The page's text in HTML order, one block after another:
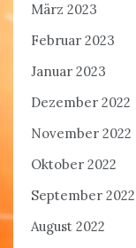
März 2023
Februar 2023
Januar 2023
Dezember 2022
November 2022
Oktober 2022
September 2022
August 2022